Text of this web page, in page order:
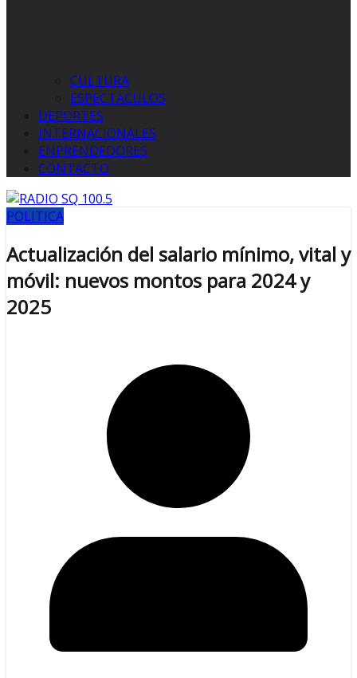
CULTURA
ESPECTACULOS
DEPORTES
INTERNACIONALES
ENPRENDEDORES
CONTACTO
POLITICA
Actualización del salario mínimo, vital y
móvil: nuevos montos para 2024 y
2025